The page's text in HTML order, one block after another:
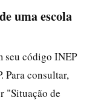
uma escola
seu código INEP
Para consultar,
"Situação de